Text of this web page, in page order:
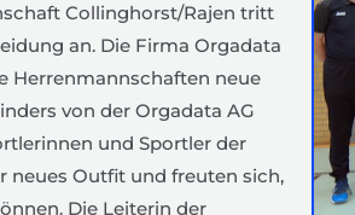
Collinghorst/Rajen tritt
an. Die Firma Orgadata
Herrenmannschaften neue
von der Orgadata AG
und Sportler der
neues Outfit und freuten sich,
Die Leiterin der